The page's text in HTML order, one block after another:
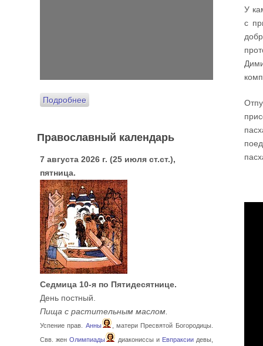
У
с
Подробнее
Православный календарь
7 августа 2026 г. (25 июля ст.ст.),
пятница.
Седмица 10-я по Пятидесятнице.
День постный.
Пища с растительным маслом.
Успение прав. Анны
, матери Пресвятой Богородицы.
Свв. жен Олимпиады диакониссы и Евпраксиидевы,